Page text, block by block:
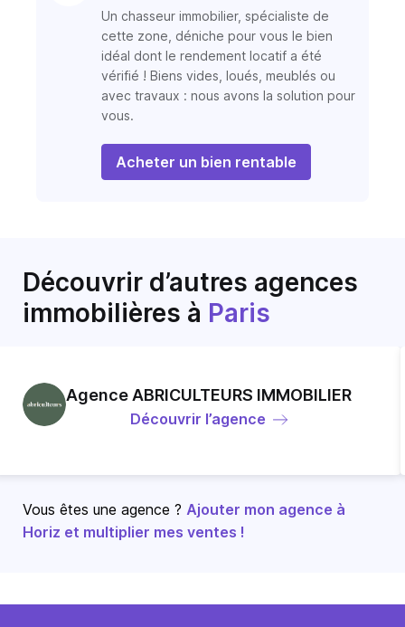
Un chasseur immobilier, spécialiste de
cette zone, déniche pour vous le bien
idéal dont le rendement locatif a été
vérifié ! Biens vides, loués, meublés ou
avec travaux : nous avons la solution pour
vous.
Acheter un bien rentable
Découvrir d’autres agences
immobilières à Paris
Agence ABRICULTEURS IMMOBILIER
Découvrir l’agence
Vous êtes une agence ? Ajouter mon agence à
Horiz et multiplier mes ventes !